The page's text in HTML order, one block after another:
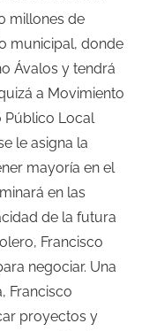
millones de
municipal, donde
Ávalos y tendrá
a Movimiento
Público Local
le asigna la
mayoría en el
en las
de la futura
Francisco
negociar. Una
Francisco
proyectos y